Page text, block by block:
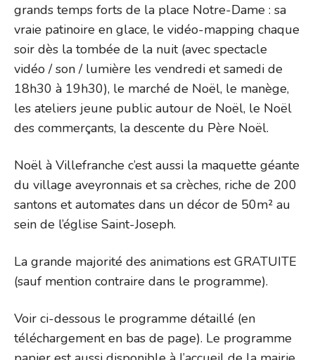
grands temps forts de la place Notre-Dame : sa
vraie patinoire en glace, le vidéo-mapping chaque
soir dès la tombée de la nuit (avec spectacle
vidéo / son / lumière les vendredi et samedi de
18h30 à 19h30), le marché de Noël, le manège,
les ateliers jeune public autour de Noël, le Noël
des commerçants, la descente du Père Noël.
Noël à Villefranche c’est aussi la maquette géante
du village aveyronnais et sa crèches, riche de 200
santons et automates dans un décor de 50m² au
sein de l’église Saint-Joseph.
La grande majorité des animations est GRATUITE
(sauf mention contraire dans le programme).
Voir ci-dessous le programme détaillé (en
téléchargement en bas de page). Le programme